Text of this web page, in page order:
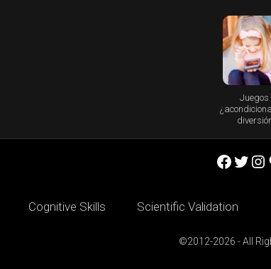
Juegos
Cognitive Skills Scientific Validation
©2012-2026 - All